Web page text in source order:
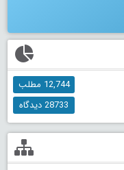
12,744 مطلب
28733 دیدگاه